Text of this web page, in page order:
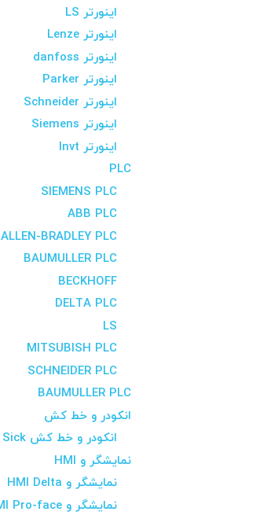
اینورتر LS
اینورتر Lenze
اینورتر danfoss
اینورتر Parker
اینورتر Schneider
اینورتر Siemens
اینورتر Invt
PLC
SIEMENS PLC
ABB PLC
ALLEN-BRADLEY PLC
BAUMULLER PLC
BECKHOFF
DELTA PLC
LS
MITSUBISH PLC
SCHNEIDER PLC
BAUMULLER PLC
انکودر و خط کش
انکودر و خط کش Sick
نمایشگر و HMI
نمایشگر و HMI Delta
نمایشگر و HMI Pro-face